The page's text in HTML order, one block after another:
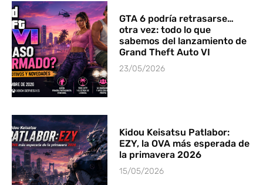
GTA 6 podría retrasarse…
otra vez: todo lo que
sabemos del lanzamiento de
Grand Theft Auto VI
23/05/2026
Kidou Keisatsu Patlabor:
EZY, la OVA más esperada de
la primavera 2026
15/05/2026